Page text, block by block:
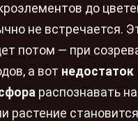
до
не встречается.
потом — при
а вот недостаток
распознавать
растение становится